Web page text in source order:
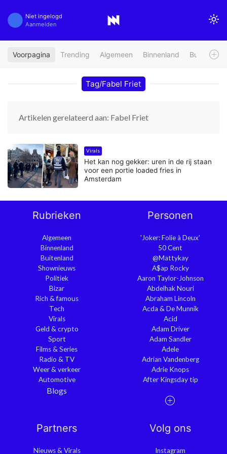
Niet ingelogd
Aanmelden
Voorpagina Trending Algemeen Binnenland Buitenland
Tag/Fabel Friet
Artikelen gerelateerd aan: Fabel Friet
Virals
Het kan nog gekker: uren in de rij staan
voor een portie loaded fries in
Amsterdam
Rubrieken
Algemeen
Binnenland
Buitenland
Shownieuws
Politiek
Bizar
Rich & famous
Tech
Virals
Geld & crypto
Sport
Films & Series
Radio & TV
Weer & verkeer
Automotive
Blogs
Personen
'Joker: Folie à Deux'
50 Cent
@Mattykay
A$ap Rocky
Aaron Taylor-Johnson
Abdelhak Nouri
Abraham Lincoln
Acda & De Munnik
Acid
Adam Driver
Adam Sandler
Adele
Adrian Vandenberg
Adrie Knops
After Kingsday tip
Partners
Nieuws & Virals
Volg ons
Instagram